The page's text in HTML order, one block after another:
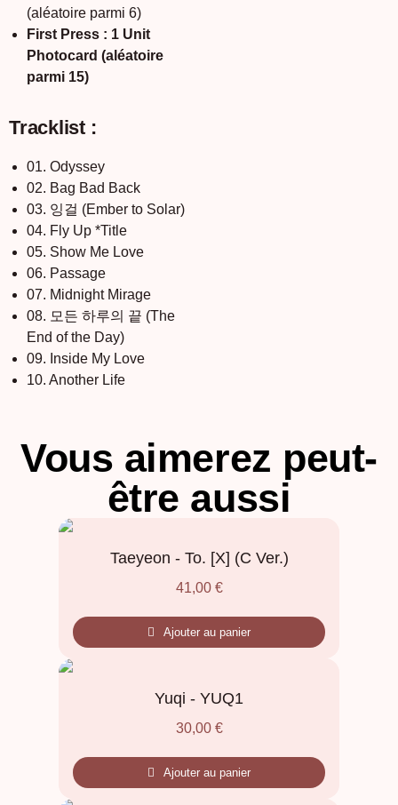
(aléatoire parmi 6)
First Press : 1 Unit
Photocard (aléatoire
parmi 15)
Tracklist :
01. Odyssey
02. Bag Bad Back
03. 잉걸 (Ember to Solar)
04. Fly Up *Title
05. Show Me Love
06. Passage
07. Midnight Mirage
08. 모든 하루의 끝 (The
End of the Day)
09. Inside My Love
10. Another Life
Vous aimerez peut-
être aussi
Taeyeon - To. [X] (C Ver.)
41,00 €
Ajouter au panier
Yuqi - YUQ1
30,00 €
Ajouter au panier